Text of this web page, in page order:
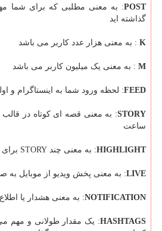
POST: به معنی مطلبی که برای شما
گذاشته اید
K : به معنی هزار عدد کاربر می باشد
M : به معنی یک میلیون کاربر می باشد
FEED: لحظه ورود شما به اینستاگرام و
STORY
ساعت
HIGHLIGHT: به معنی چند STORY برای مدت زمان زیاد
LIVE: به معنی پخش ویدیو از موبایل به
NOTIFICATION: به معنی هشدار یا
HASHTAGS: یک مقدار طولانی و مهم